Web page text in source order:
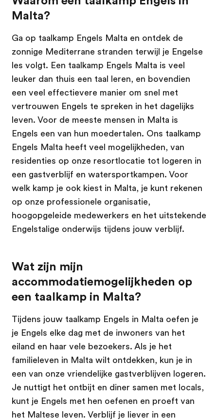
Malta?
Ga op taalkamp Engels Malta en ontdek de
zonnige Mediterrane stranden terwijl je Engelse
les volgt. Een taalkamp Engels Malta is veel
leuker dan thuis een taal leren, en bovendien
een veel effectievere manier om snel met
vertrouwen Engels te spreken in het dagelijks
leven. Voor de meeste mensen in Malta is
Engels een van hun moedertalen. Ons taalkamp
Engels Malta heeft veel mogelijkheden, van
residenties op onze resortlocatie tot logeren in
een gastverblijf en watersportkampen. Voor
welk kamp je ook kiest in Malta, je kunt rekenen
op onze professionele organisatie,
hoogopgeleide medewerkers en het uitstekende
Engelstalige onderwijs tijdens jouw verblijf.
Wat zijn mijn
accommodatiemogelijkheden op
een taalkamp in Malta?
Tijdens jouw taalkamp Engels in Malta oefen je
je Engels elke dag met de inwoners van het
eiland en haar vele bezoekers. Als je het
familieleven in Malta wilt ontdekken, kun je in
een van onze vriendelijke gastverblijven logeren.
Je nuttigt het ontbijt en diner samen met locals,
kunt je Engels met hen oefenen en proeft van
het Maltese leven. Verblijf je liever in een